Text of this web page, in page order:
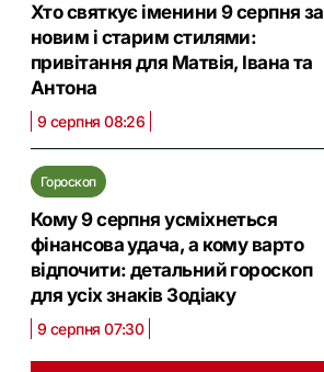
Хто святкує іменини 9 серпня за
новим і старим стилями:
привітання для Матвія, Івана та
Антона
9 серпня 08:26
Гороскоп
Кому 9 серпня усміхнеться
фінансова удача, а кому варто
відпочити: детальний гороскоп
для усіх знаків Зодіаку
9 серпня 07:30